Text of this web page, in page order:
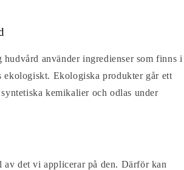
använder ingredienser som finns i
ekologiskt. Ekologiska produkter går ett
kemikalier och odlas under
av det vi applicerar på den. Därför kan